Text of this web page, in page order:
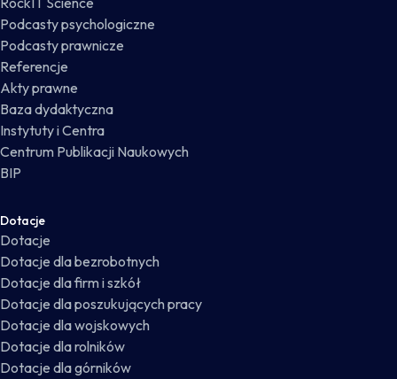
Podcasty psychologiczne
Podcasty prawnicze
Referencje
Akty prawne
Baza dydaktyczna
Instytuty i Centra
Centrum Publikacji Naukowych
BIP
Dotacje
Dotacje
Dotacje dla bezrobotnych
Dotacje dla firm i szkół
Dotacje dla poszukujących pracy
Dotacje dla wojskowych
Dotacje dla rolników
Dotacje dla górników